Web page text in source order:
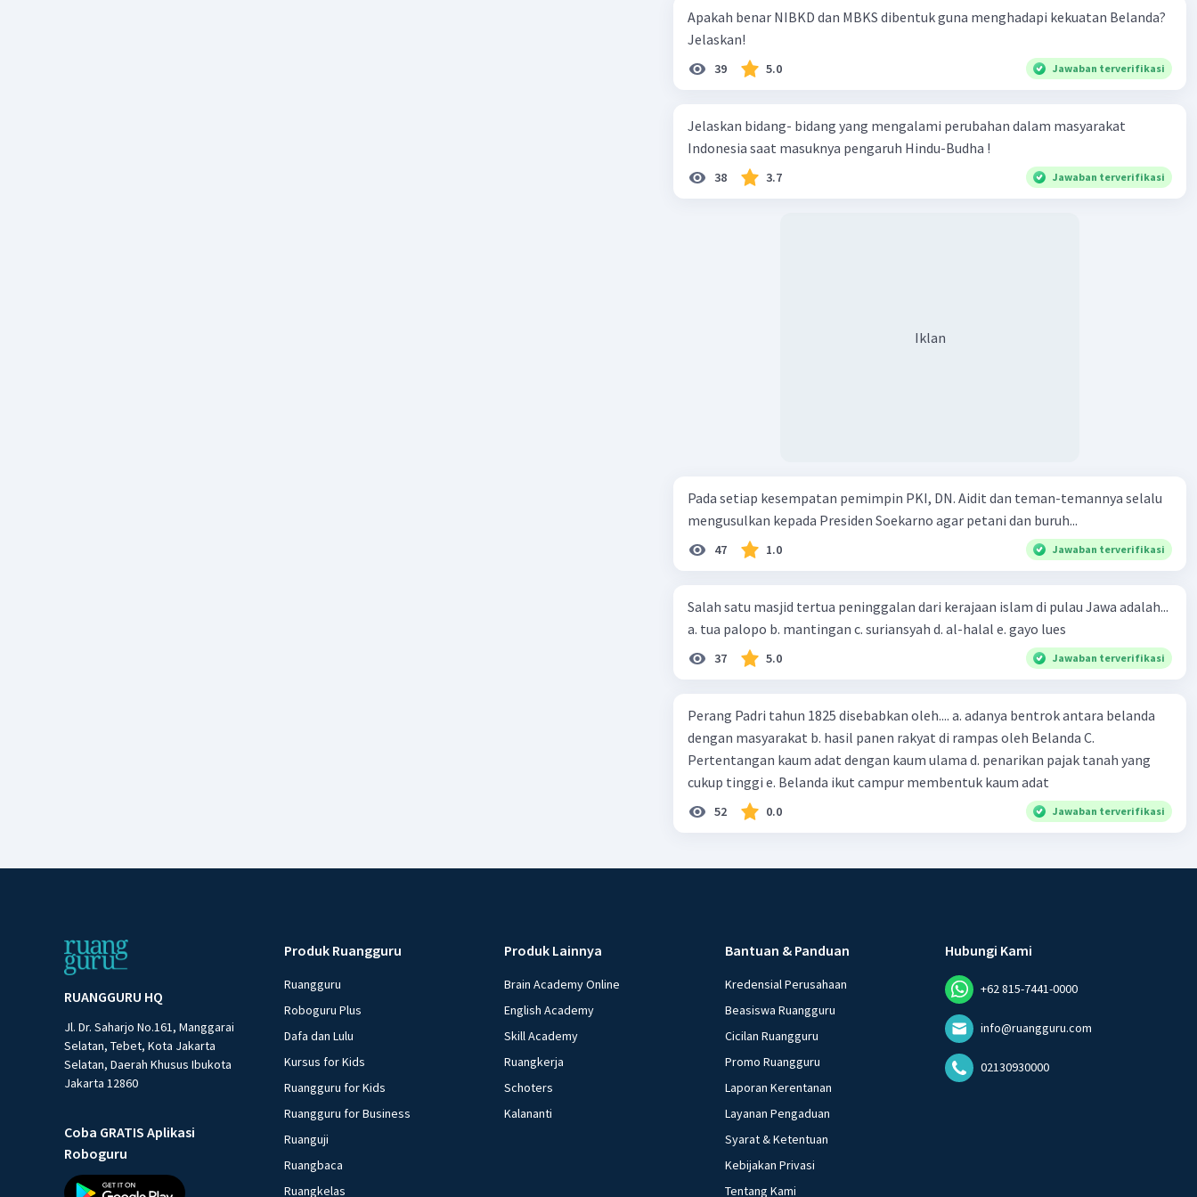
Apakah benar NIBKD dan MBKS dibentuk guna menghadapi kekuatan Belanda?
Jelaskan!
39 5.0 Jawaban terverifikasi
Jelaskan bidang- bidang yang mengalami perubahan dalam masyarakat
Indonesia saat masuknya pengaruh Hindu-Budha !
38 3.7 Jawaban terverifikasi
Iklan
Pada setiap kesempatan pemimpin PKI, DN. Aidit dan teman-temannya selalu
mengusulkan kepada Presiden Soekarno agar petani dan buruh...
47 1.0 Jawaban terverifikasi
Salah satu masjid tertua peninggalan dari kerajaan islam di pulau Jawa adalah...
a. tua palopo b. mantingan c. suriansyah d. al-halal e. gayo lues
37 5.0 Jawaban terverifikasi
Perang Padri tahun 1825 disebabkan oleh.... a. adanya bentrok antara belanda
dengan masyarakat b. hasil panen rakyat di rampas oleh Belanda C.
Pertentangan kaum adat dengan kaum ulama d. penarikan pajak tanah yang
cukup tinggi e. Belanda ikut campur membentuk kaum adat
52 0.0 Jawaban terverifikasi
RUANGGURU HQ
Jl. Dr. Saharjo No.161, Manggarai
Selatan, Tebet, Kota Jakarta
Selatan, Daerah Khusus Ibukota
Jakarta 12860
Coba GRATIS Aplikasi
Roboguru
Produk Ruangguru
Ruangguru
Roboguru Plus
Dafa dan Lulu
Kursus for Kids
Ruangguru for Kids
Ruangguru for Business
Ruanguji
Ruangbaca
Ruangkelas
Produk Lainnya
Brain Academy Online
English Academy
Skill Academy
Ruangkerja
Schoters
Kalananti
Bantuan & Panduan
Kredensial Perusahaan
Beasiswa Ruangguru
Cicilan Ruangguru
Promo Ruangguru
Laporan Kerentanan
Layanan Pengaduan
Syarat & Ketentuan
Kebijakan Privasi
Tentang Kami
Hubungi Kami
+62 815-7441-0000
info@ruangguru.com
02130930000